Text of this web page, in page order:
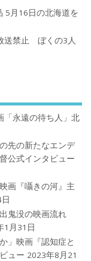
5月16日の北海道を
送禁止 ぼくの3人
「永遠の待ち人」北
先の新たなエンデ
公式インタビュー
画『囁きの河』主
鬼没の映画流れ
1月31日
」映画『認知症と
ュー 2023年8月21